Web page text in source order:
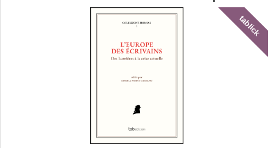
tablick